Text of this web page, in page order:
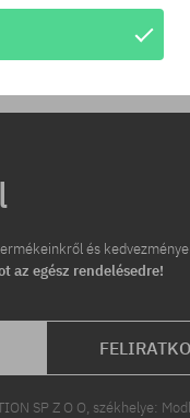
és
az egész rendelésedre!
SP Z O O, székhelye: